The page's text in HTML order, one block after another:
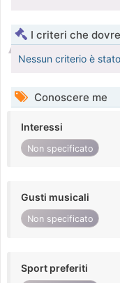
I criteri che
Nessun criterio è
Conoscere me
Interessi
Non specificato
Gusti musicali
Non specificato
Sport preferiti